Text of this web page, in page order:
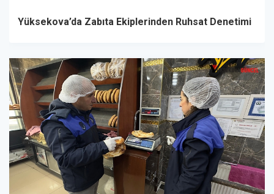
Yüksekova’da Zabıta Ekiplerinden Ruhsat Denetimi